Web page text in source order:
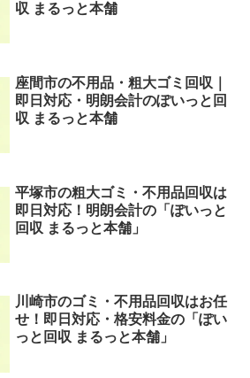
収 まるっと本舗
座間市の不用品・粗大ゴミ回収｜
即日対応・明朗会計のぽいっと回
収 まるっと本舗
平塚市の粗大ゴミ・不用品回収は
即日対応！明朗会計の「ぽいっと
回収 まるっと本舗」
川崎市のゴミ・不用品回収はお任
せ！即日対応・格安料金の「ぽい
っと回収 まるっと本舗」